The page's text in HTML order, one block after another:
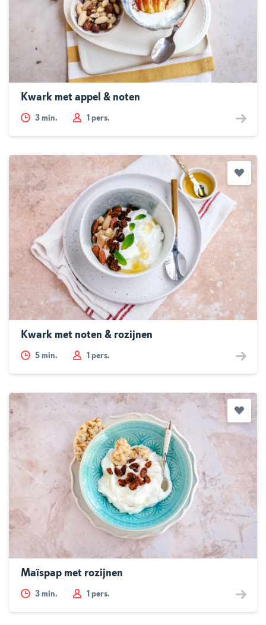
Kwark met appel & noten
3 min. 1 pers.
Kwark met noten & rozijnen
5 min. 1 pers.
Maïspap met rozijnen
3 min. 1 pers.